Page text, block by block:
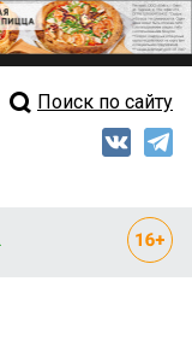
выпуск
Поиск по сайту